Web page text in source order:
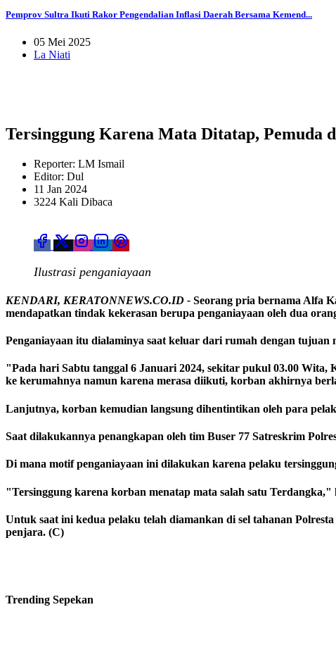
Pemprov Sultra Ikuti Rakor Pengendalian Inflasi Daerah Bersama Kemend...
05 Mei 2025
La Niati
Tersinggung Karena Mata Ditatap, Pemuda
Reporter: LM Ismail
Editor: Dul
11 Jan 2024
3224 Kali Dibaca
Ilustrasi penganiayaan
KENDARI, KERATONNEWS.CO.ID - Seorang pria bernama Alfa
mendapatkan tindak kekerasan berupa penganiayaan oleh dua
Penganiayaan itu dialaminya saat keluar dari rumah dengan
"Pada hari Sabtu tanggal 6 Januari 2024, sekitar pukul 03.00
ke kerumahnya namun karena merasa diikuti, korban akhirnya
Lanjutnya, korban kemudian langsung dihentintikan oleh para
Saat dilakukannya penangkapan oleh tim Buser 77 Satreskrim
Di mana motif penganiayaan ini dilakukan karena pelaku
"Tersinggung karena korban menatap mata salah satu Terdangka,"
Untuk saat ini kedua pelaku telah diamankan di sel tahanan
penjara. (C)
Trending Sepekan